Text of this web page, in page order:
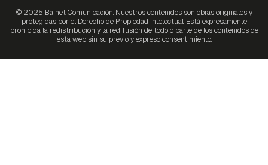
© 2025 Bainet Comunicación. Nuestros contenidos son obras originales y
protegidas por el Derecho de Propiedad Intelectual. Está expresamente
prohibida la redistribución y la redifusión de todo o parte de los contenidos de
esta web sin su previo y expreso consentimiento.